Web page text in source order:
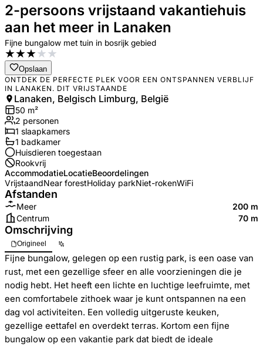
2-persoons vrijstaand vakantiehuis
aan het meer in Lanaken
Fijne bungalow met tuin in bosrijk gebied
★★★★★
Opslaan
ONTDEK DE PERFECTE PLEK VOOR EEN ONTSPANNEN VERBLIJF
IN LANAKEN. DIT VRIJSTAANDE
Lanaken, Belgisch Limburg, België
50 m²
2 personen
1 slaapkamers
1 badkamer
Huisdieren toegestaan
Rookvrij
AccommodatieLocatieBeoordelingen
VrijstaandNear forestHoliday parkNiet-rokenWiFi
Afstanden
Meer
200 m
Centrum
70 m
Omschrijving
Origineel
Fijne bungalow, gelegen op een rustig park, is een oase van
rust, met een gezellige sfeer en alle voorzieningen die je
nodig hebt. Het heeft een lichte en luchtige leefruimte, met
een comfortabele zithoek waar je kunt ontspannen na een
dag vol activiteiten. Een volledig uitgeruste keuken,
gezellige eettafel en overdekt terras. Kortom een fijne
bungalow op een vakantie park dat biedt de ideale